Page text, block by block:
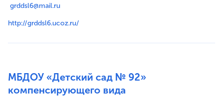
grddsl6@mail.ru
http://grddsl6.ucoz.ru/
МБДОУ «Детский сад № 92»
компенсирующего вида